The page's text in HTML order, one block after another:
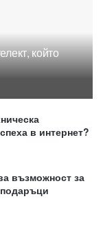
който
в интернет?
възможност за